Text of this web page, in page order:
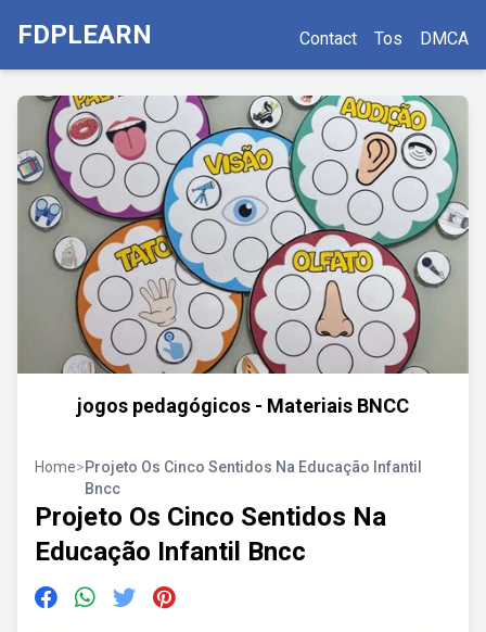
FDPLEARN Contact Tos DMCA
jogos pedagógicos - Materiais BNCC
Home>Projeto Os Cinco Sentidos Na Educação Infantil
Bncc
Projeto Os Cinco Sentidos Na
Educação Infantil Bncc